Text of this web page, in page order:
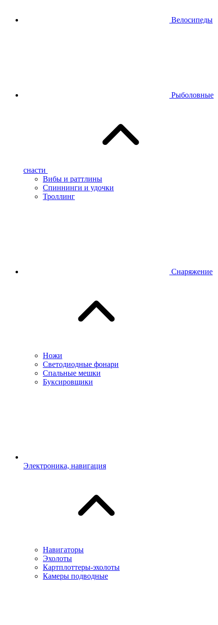
Велосипеды
Рыболовные
снасти
Вибы и раттлины
Спиннинги и удочки
Троллинг
Снаряжение
Ножи
Светодиодные фонари
Спальные мешки
Буксировщики
Электроника, навигация
Навигаторы
Эхолоты
Картплоттеры-эхолоты
Камеры подводные